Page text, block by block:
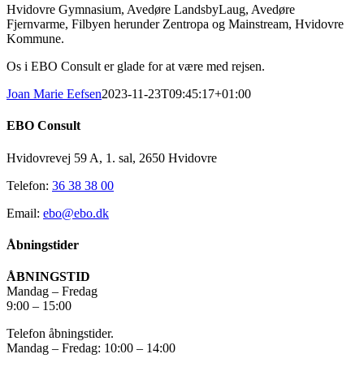
Hvidovre Gymnasium, Avedøre LandsbyLaug, Avedøre
Fjernvarme, Filbyen herunder Zentropa og Mainstream, Hvidovre
Kommune.
Os i EBO Consult er glade for at være med rejsen.
Joan Marie Eefsen2023-11-23T09:45:17+01:00
EBO Consult
Hvidovrevej 59 A, 1. sal, 2650 Hvidovre
Telefon: 36 38 38 00
Email: ebo@ebo.dk
Åbningstider
ÅBNINGSTID
Mandag – Fredag
9:00 – 15:00
Telefon åbningstider.
Mandag – Fredag: 10:00 – 14:00